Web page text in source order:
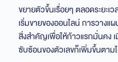
ขยายตัวขึ้นเรื่อยๆ ตลอดระยะเ
เริ่มขายของออนไลน์ การวางแ
สิ่งสำคัญเพื่อให้ก้าวแรกมั่นคง
ซับซ้อนของตัวเลขก็เพิ่มขึ้นตาม